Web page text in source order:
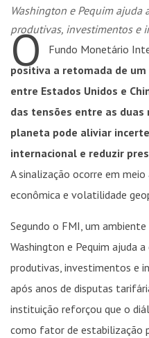
Washington e Pequim ajuda
produtivas, investimentos e
O Fundo Monetário
positiva a retomada de
entre Estados Unidos e
das tensões entre as duas
planeta pode aliviar
internacional e reduzir
A sinalização ocorre em
econômica e volatilidade
Segundo o FMI, um
Washington e Pequim ajuda
produtivas, investimentos e
após anos de disputas
instituição reforçou que o
como fator de estabilização